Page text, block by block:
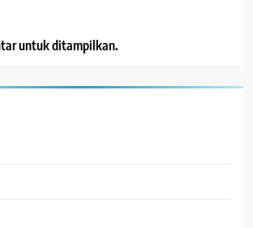
untuk ditampilkan.